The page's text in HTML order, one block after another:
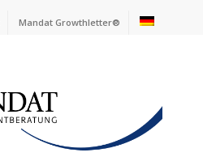
Mandat Growthletter®